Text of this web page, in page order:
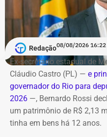
E em 2026, ele ainda
visitas foram a Dubai,
Phuket, Singapura, Bali,
justificativa?
As mesmas visitas
intercâmbio acadêmico.
Ranking total de
diárias, de 2022 a
Debate entre candidatos
Janeiro
Data: domingo, 09 de
Horário: 20h
Transmissão: Canal Band,
TEMPO REAL
Pré-hora: 19h, com
TEMPO REAL
O helicóptero explodiu ao
alastraram pela mata. De
Bombeiros, agentes
incêndios florestais foram
controlar o fogo.
A operação mobilizou
4 unidades operacionais.
Redação08/08/2026 16:22
Ex-secretário estadual de
Cláudio Castro (PL) — e
governador do Rio para
2026 —, Bernardo Rossi
um patrimônio de R$ 2,13
tinha em bens há 12 anos.